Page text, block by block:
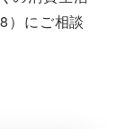
）にご相談